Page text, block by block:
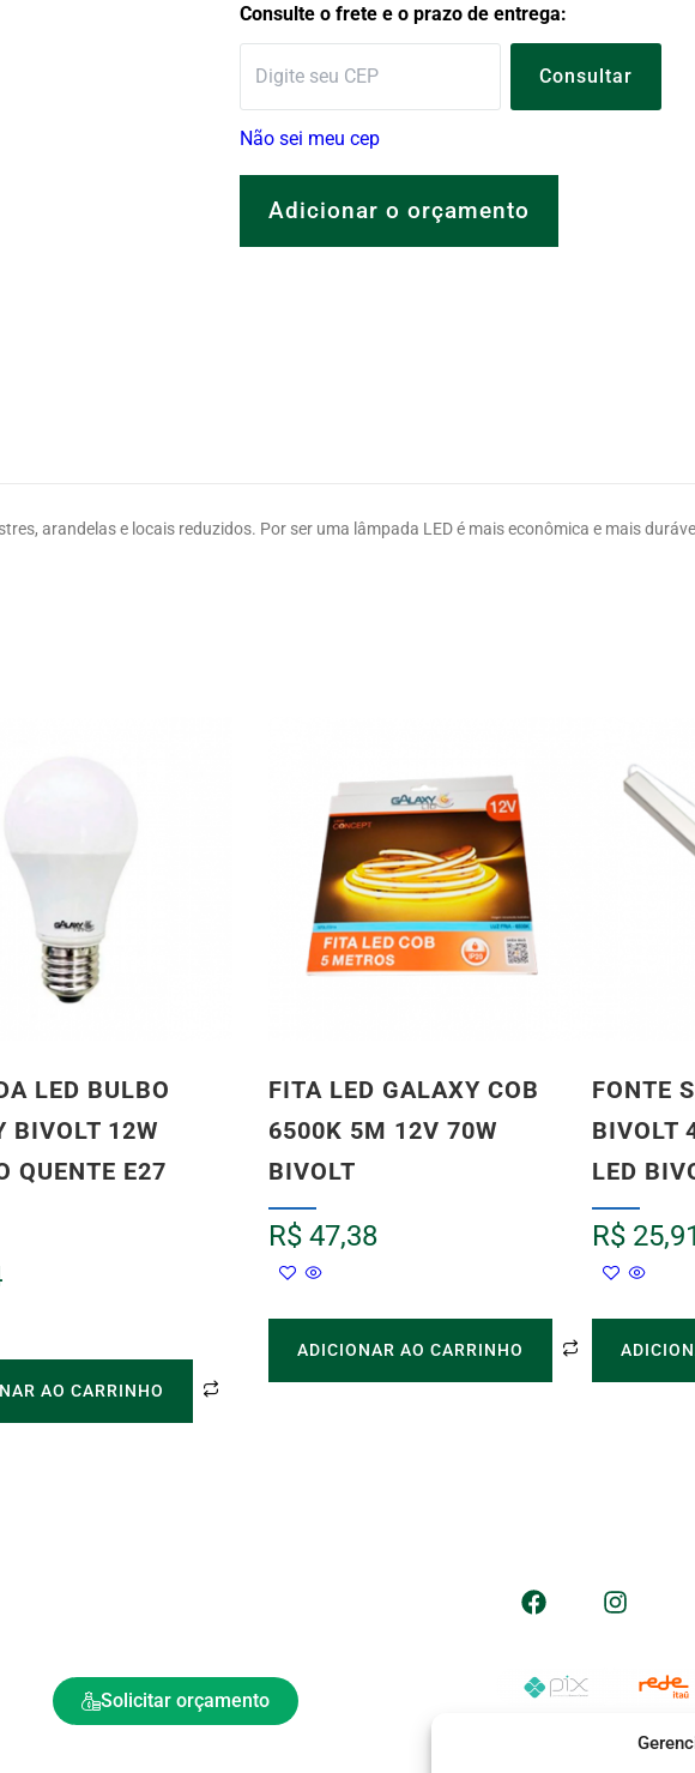
Consulte o frete e o prazo de entrega:
Consultar
Não sei meu cep
Adicionar o orçamento
arandelas e locais reduzidos. Por ser uma lâmpada LED é mais econômica e mais durável
LED BULBO
BIVOLT 12W
QUENTE E27
AO CARRINHO
FITA LED GALAXY COB
6500K 5M 12V 70W
BIVOLT
R$ 47,38
ADICIONAR AO CARRINHO
FONTE
BIVOLT
LED
R$ 25,91
Solicitar orçamento